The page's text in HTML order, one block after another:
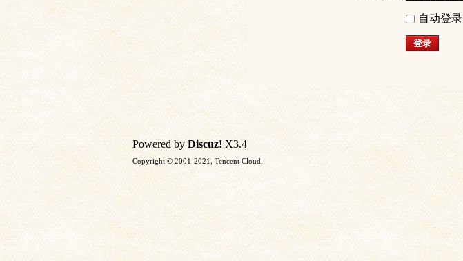
自动登录
登录
Powered by Discuz! X3.4
Copyright © 2001-2021, Tencent Cloud.